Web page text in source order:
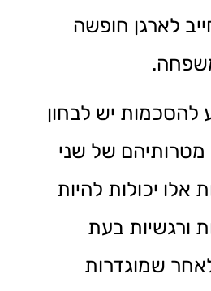
לארגן חופשה
להסכמות יש לבחון
מטרותיהם של שני
אלו יכולות להיות
ורגשיות בעת
שמוגדרות